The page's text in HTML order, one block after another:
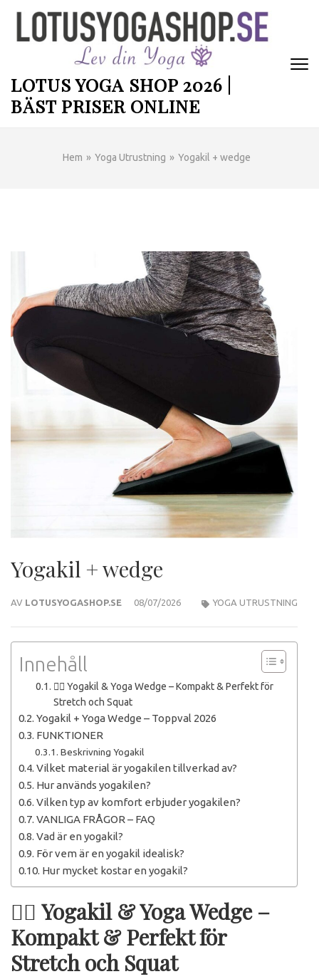
innehåll
enter)
LOTUS YOGA SHOP 2026 |
BÄST PRISER ONLINE
Hem » Yoga Utrustning » Yogakil + wedge
Yogakil + wedge
AV LOTUSYOGASHOP.SE 08/07/2026 YOGA UTRUSTNING
Innehåll
🧘‍♀️ Yogakil & Yoga Wedge – Kompakt & Perfekt för
Stretch och Squat
Yogakil + Yoga Wedge – Toppval 2026
FUNKTIONER
Beskrivning Yogakil
Vilket material är yogakilen tillverkad av?
Hur används yogakilen?
Vilken typ av komfort erbjuder yogakilen?
VANLIGA FRÅGOR – FAQ
Vad är en yogakil?
För vem är en yogakil idealisk?
Hur mycket kostar en yogakil?
🧘‍♀️ Yogakil & Yoga Wedge –
Kompakt & Perfekt för
Stretch och Squat